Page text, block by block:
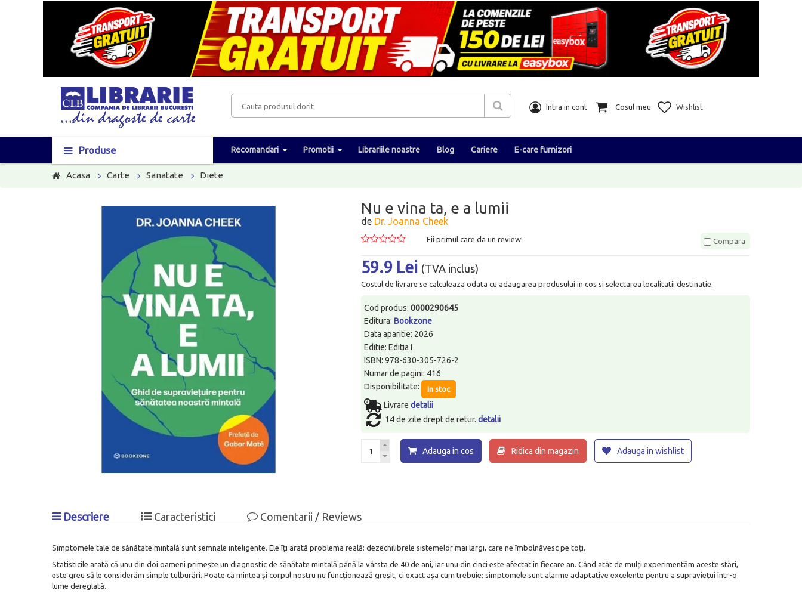
Intra in cont Cosul meu Wishlist
Produse Recomandari Promotii Librariile noastre Blog Cariere E-care furnizori
Acasa Carte Sanatate Diete
Nu e vina ta, e a lumii
de Dr. Joanna Cheek
Fii primul care da un review! Compara
59.9 Lei (TVA inclus)
Costul de livrare se calculeaza odata cu adaugarea produsului in cos si selectarea localitatii destinatie.
Cod produs:0000290645
Editura:Bookzone
Data aparitie: 2026
Editie: Editia I
ISBN: 978-630-305-726-2
Numar de pagini: 416
Disponibilitate:
In stoc
Livraredetalii
14 de zile drept de retur.detalii
Adauga in cos Ridica din magazin Adauga in wishlist
Descriere Caracteristici Comentarii / Reviews
Simptomele tale de sănătate mintală sunt semnale inteligente. Ele îți arată problema reală: dezechilibrele sistemelor mai largi, care ne îmbolnăvesc pe toți.
Statisticile arată că unu din doi oameni primește un diagnostic de sănătate mintală până la vârsta de 40 de ani, iar unu din cinci este afectat în fiecare an. Când atât de mulți experimentăm aceste stări,
este greu să le considerăm simple tulburări. Poate că mintea și corpul nostru nu funcționează greșit, ci exact așa cum trebuie: simptomele sunt alarme adaptative excelente pentru a supraviețui într-o
lume dereglată.